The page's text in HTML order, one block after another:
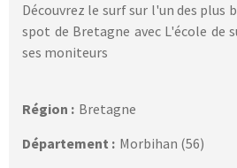
Découvrez le surf sur l'un des plus
spot de Bretagne avec L'école de
ses moniteurs
Région : Bretagne
Département : Morbihan (56)